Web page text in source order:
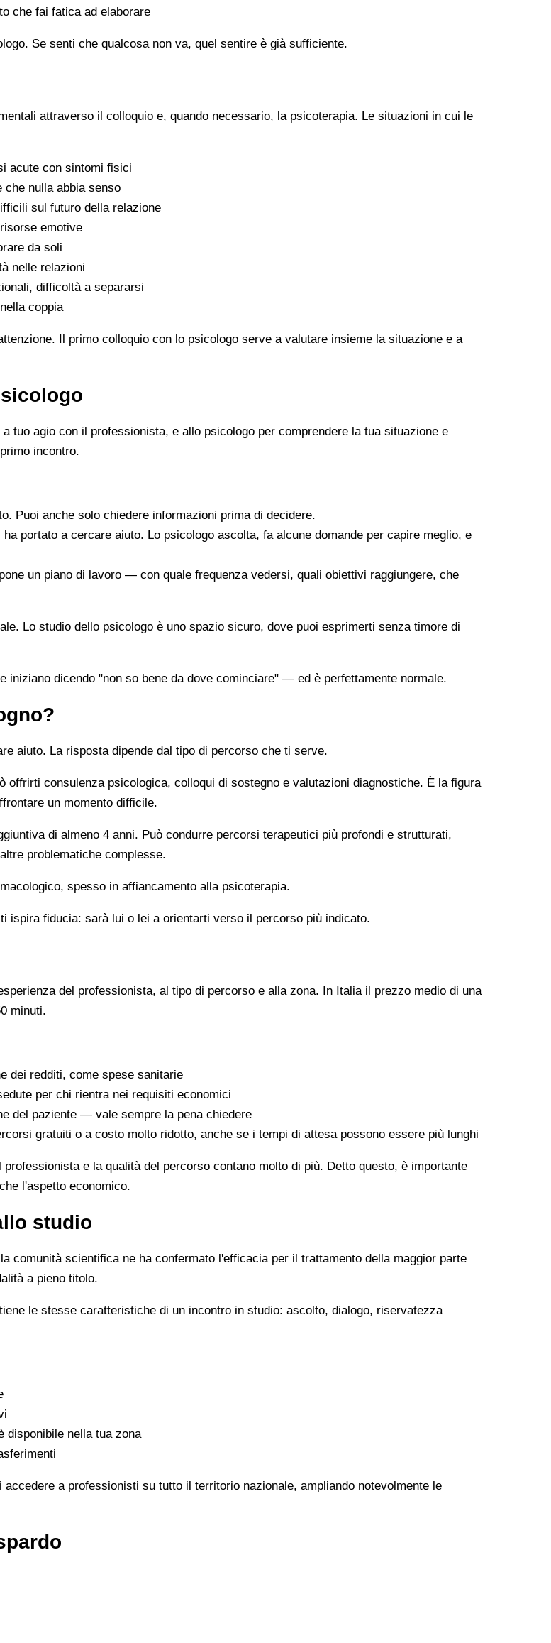
che fai fatica ad elaborare
Se senti che qualcosa non va, quel sentire è già sufficiente.
attraverso il colloquio e, quando necessario, la psicoterapia. Le situazioni in cui le
acute con sintomi fisici
nulla abbia senso
sul futuro della relazione
emotive
da soli
nelle relazioni
difficoltà a separarsi
coppia
Il primo colloquio con lo psicologo serve a valutare insieme la situazione e a
agio con il professionista, e allo psicologo per comprendere la tua situazione e
incontro.
Puoi anche solo chiedere informazioni prima di decidere.
portato a cercare aiuto. Lo psicologo ascolta, fa alcune domande per capire meglio, e
un piano di lavoro — con quale frequenza vedersi, quali obiettivi raggiungere, che
Lo studio dello psicologo è uno spazio sicuro, dove puoi esprimerti senza timore di
dicendo "non so bene da dove cominciare" — ed è perfettamente normale.
aiuto. La risposta dipende dal tipo di percorso che ti serve.
offrirti consulenza psicologica, colloqui di sostegno e valutazioni diagnostiche. È la figura
un momento difficile.
di almeno 4 anni. Può condurre percorsi terapeutici più profondi e strutturati,
problematiche complesse.
spesso in affiancamento alla psicoterapia.
ispira fiducia: sarà lui o lei a orientarti verso il percorso più indicato.
del professionista, al tipo di percorso e alla zona. In Italia il prezzo medio di una
minuti.
dei redditi, come spese sanitarie
per chi rientra nei requisiti economici
del paziente — vale sempre la pena chiedere
gratuiti o a costo molto ridotto, anche se i tempi di attesa possono essere più lunghi
e la qualità del percorso contano molto di più. Detto questo, è importante
l'aspetto economico.
studio
comunità scientifica ne ha confermato l'efficacia per il trattamento della maggior parte
a pieno titolo.
le stesse caratteristiche di un incontro in studio: ascolto, dialogo, riservatezza
disponibile nella tua zona
a professionisti su tutto il territorio nazionale, ampliando notevolmente le